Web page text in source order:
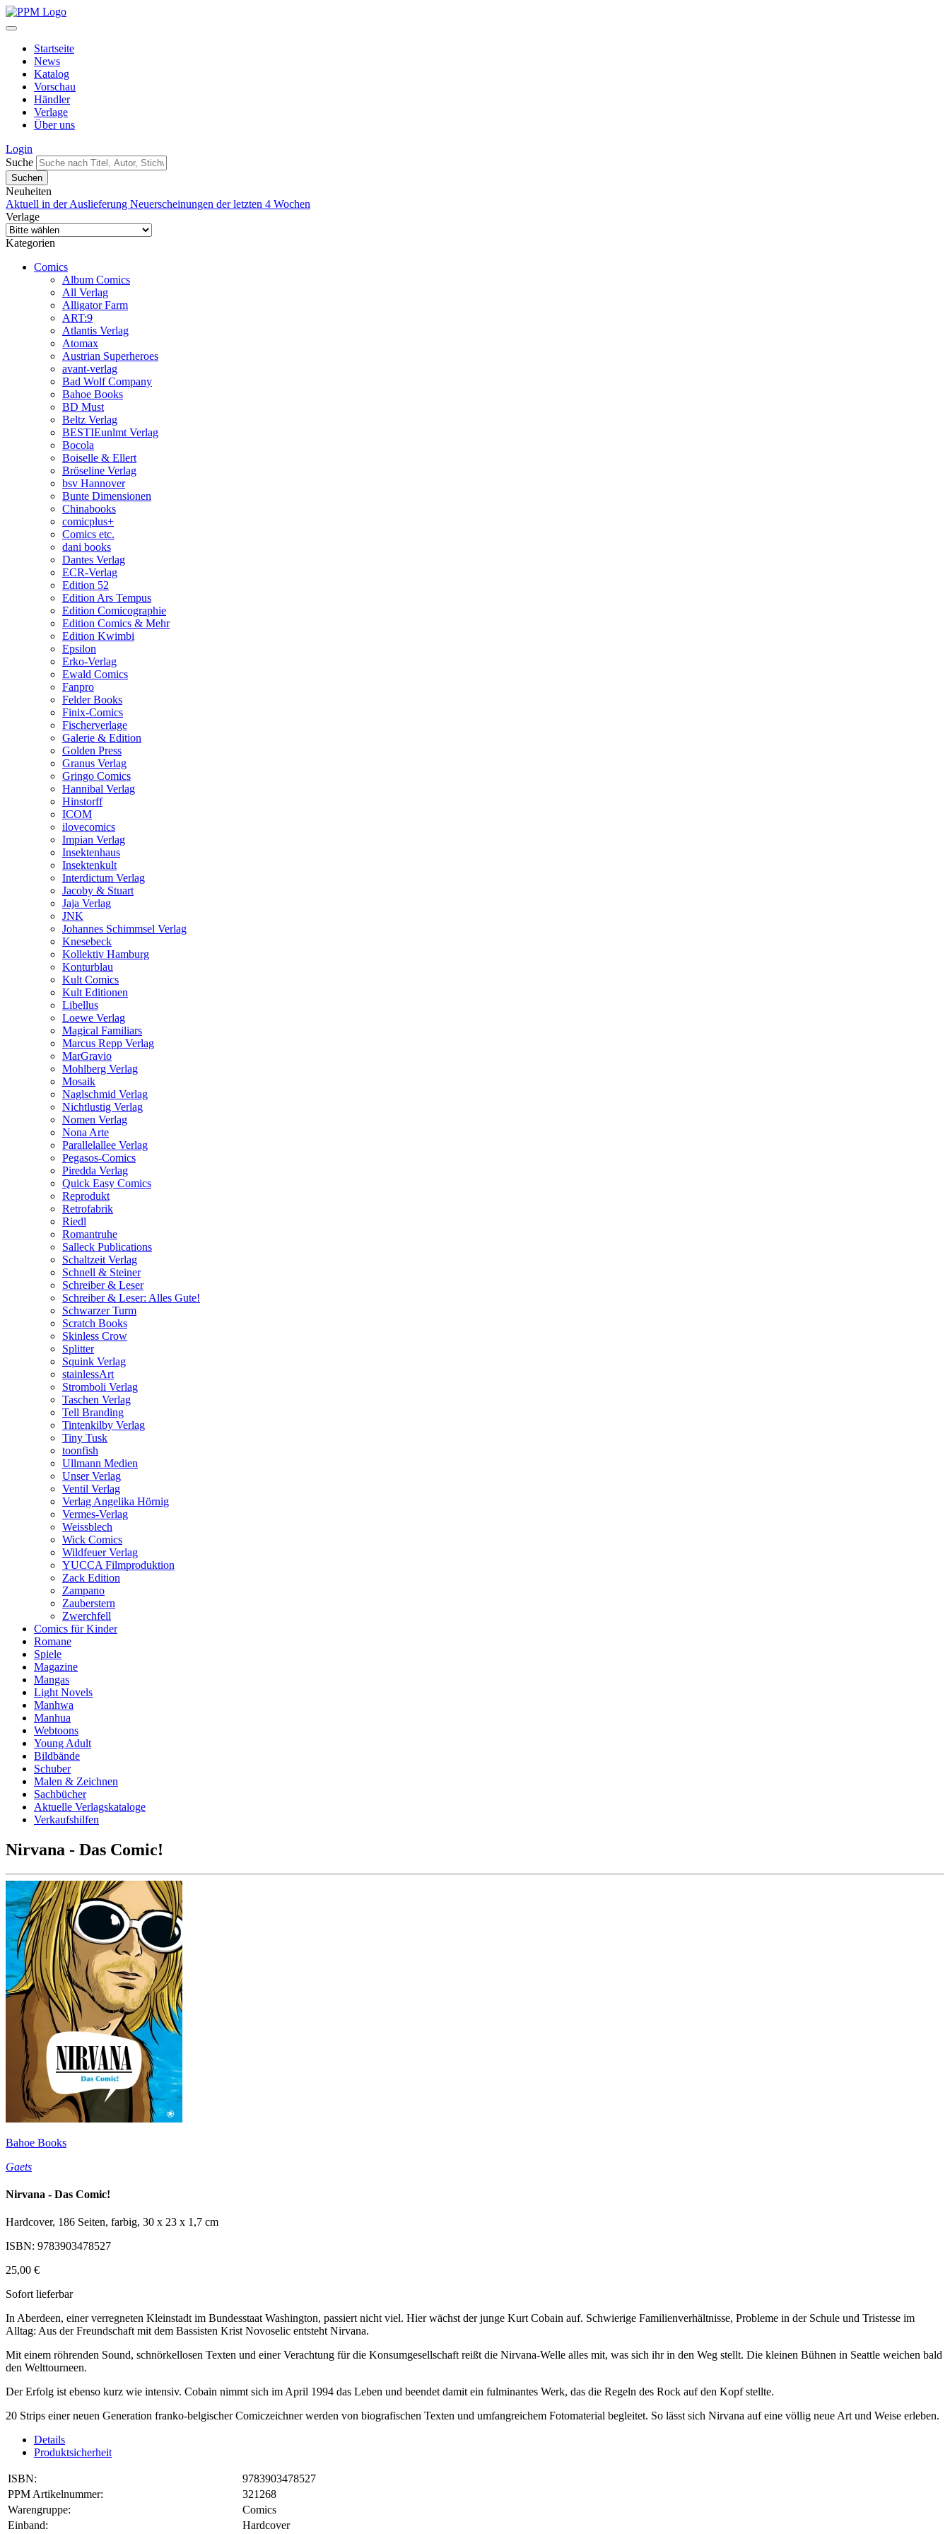
Startseite
News
Katalog
Vorschau
Händler
Verlage
Über uns
Login
Suche
Neuheiten
Aktuell in der Auslieferung Neuerscheinungen der letzten 4 Wochen
Verlage
Kategorien
Comics
Album Comics
All Verlag
Alligator Farm
ART:9
Atlantis Verlag
Atomax
Austrian Superheroes
avant-verlag
Bad Wolf Company
Bahoe Books
BD Must
Beltz Verlag
BESTIEunlmt Verlag
Bocola
Boiselle & Ellert
Bröseline Verlag
bsv Hannover
Bunte Dimensionen
Chinabooks
comicplus+
Comics etc.
dani books
Dantes Verlag
ECR-Verlag
Edition 52
Edition Ars Tempus
Edition Comicographie
Edition Comics & Mehr
Edition Kwimbi
Epsilon
Erko-Verlag
Ewald Comics
Fanpro
Felder Books
Finix-Comics
Fischerverlage
Galerie & Edition
Golden Press
Granus Verlag
Gringo Comics
Hannibal Verlag
Hinstorff
ICOM
ilovecomics
Impian Verlag
Insektenhaus
Insektenkult
Interdictum Verlag
Jacoby & Stuart
Jaja Verlag
JNK
Johannes Schimmsel Verlag
Knesebeck
Kollektiv Hamburg
Konturblau
Kult Comics
Kult Editionen
Libellus
Loewe Verlag
Magical Familiars
Marcus Repp Verlag
MarGravio
Mohlberg Verlag
Mosaik
Naglschmid Verlag
Nichtlustig Verlag
Nomen Verlag
Nona Arte
Parallelallee Verlag
Pegasos-Comics
Piredda Verlag
Quick Easy Comics
Reprodukt
Retrofabrik
Riedl
Romantruhe
Salleck Publications
Schaltzeit Verlag
Schnell & Steiner
Schreiber & Leser
Schreiber & Leser: Alles Gute!
Schwarzer Turm
Scratch Books
Skinless Crow
Splitter
Squink Verlag
stainlessArt
Stromboli Verlag
Taschen Verlag
Tell Branding
Tintenkilby Verlag
Tiny Tusk
toonfish
Ullmann Medien
Unser Verlag
Ventil Verlag
Verlag Angelika Hörnig
Vermes-Verlag
Weissblech
Wick Comics
Wildfeuer Verlag
YUCCA Filmproduktion
Zack Edition
Zampano
Zauberstern
Zwerchfell
Comics für Kinder
Romane
Spiele
Magazine
Mangas
Light Novels
Manhwa
Manhua
Webtoons
Young Adult
Bildbände
Schuber
Malen & Zeichnen
Sachbücher
Aktuelle Verlagskataloge
Verkaufshilfen
Nirvana - Das Comic!
Bahoe Books
Gaets
Nirvana - Das Comic!
Hardcover, 186 Seiten, farbig, 30 x 23 x 1,7 cm
ISBN: 9783903478527
25,00 €
Sofort lieferbar
In Aberdeen, einer verregneten Kleinstadt im Bundesstaat Washington, passiert nicht viel. Hier wächst der junge Kurt Cobain auf. Schwierige Familienverhältnisse, Probleme in der Schule und Tristesse im
Alltag: Aus der Freundschaft mit dem Bassisten Krist Novoselic entsteht Nirvana.
Mit einem röhrenden Sound, schnörkellosen Texten und einer Verachtung für die Konsumgesellschaft reißt die Nirvana-Welle alles mit, was sich ihr in den Weg stellt. Die kleinen Bühnen in Seattle weichen bald
den Welttourneen.
Der Erfolg ist ebenso kurz wie intensiv. Cobain nimmt sich im April 1994 das Leben und beendet damit ein fulminantes Werk, das die Regeln des Rock auf den Kopf stellte.
20 Strips einer neuen Generation franko-belgischer Comiczeichner werden von biografischen Texten und umfangreichem Fotomaterial begleitet. So lässt sich Nirvana auf eine völlig neue Art und Weise erleben.
Details
Produktsicherheit
ISBN:
9783903478527
PPM Artikelnummer:
321268
Warengruppe:
Comics
Einband:
Hardcover